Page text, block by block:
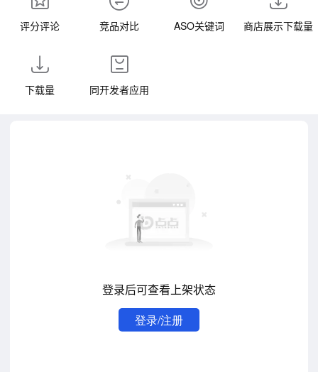
评分评论 竞品对比 ASO关键词 商店展示下载量
下载量 同开发者应用
登录后可查看上架状态
登录/注册